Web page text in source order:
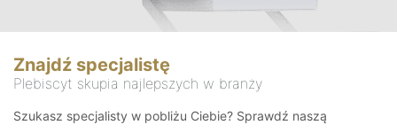
Znajdź specjalistę
Plebiscyt skupia najlepszych w branży
Szukasz specjalisty w pobliżu Ciebie? Sprawdź naszą